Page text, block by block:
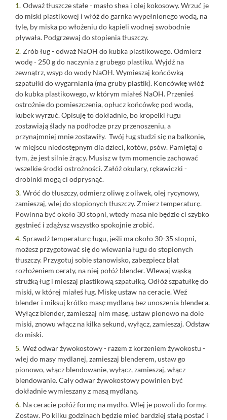
Odważ tłuszcze stałe - masło shea i olej kokosowy. Wrzuć je
do miski plastikowej i włóż do garnka wypełnionego wodą, na
tyle, by miska po włożeniu do kąpieli wodnej swobodnie
pływała. Podgrzewaj do stopienia tłuszczy.
Zrób ług - odważ NaOH do kubka plastikowego. Odmierz
wodę - 250 g do naczynia z grubego plastiku. Wyjdź na
zewnątrz, wsyp do wody NaOH. Wymieszaj końcówką
szpatułki do wygarniania (ma gruby plastik). Koncówkę włóż
do kubka plastikowego, w którym miałeś NaOH. Przenieś
ostrożnie do pomieszczenia, opłucz końcówkę pod wodą,
kubek wyrzuć. Opisuję to dokładnie, bo kropelki ługu
zostawiają ślady na podłodze przy przenoszeniu, a
przynajmniej mnie zostawiły. Twój ług studzi się na balkonie,
w miejscu niedostępnym dla dzieci, kotów, psów. Pamiętaj o
tym, że jest silnie żrący. Musisz w tym momencie zachować
wszelkie środki ostrożności. Załóż okulary, rękawiczki -
drobinki mogą ci odprysnąć.
Wróć do tłuszczy, odmierz oliwę z oliwek, olej rycynowy,
zamieszaj, wlej do stopionych tłuszczy. Zmierz temperaturę.
Powinna być około 30 stopni, wtedy masa nie będzie ci szybko
gęstnieć i zdążysz wszystko spokojnie zrobić.
Sprawdź temperaturę ługu, jeśli ma około 30-35 stopni,
możesz przygotować się do wlewania ługu do stopionych
tłuszczy. Przygotuj sobie stanowisko, zabezpiecz blat
rozłożeniem ceraty, na niej połóż blender. Wlewaj wąską
strużką ług i mieszaj plastikową szpatułką. Odłóż szpatułkę do
miski, w której miałeś ług. Miskę ustaw na ceracie. Weź
blender i miksuj krótko masę mydlaną bez unoszenia blendera.
Wyłącz blender, zamieszaj nim masę, ustaw pionowo na dole
miski, znowu włącz na kilka sekund, wyłącz, zamieszaj. Odstaw
do miski.
Weź odwar żywokostowy - razem z korzeniem żywokostu -
wlej do masy mydlanej, zamieszaj blenderem, ustaw go
pionowo, włącz blendowanie, wyłącz, zamieszaj, włącz
blendowanie. Cały odwar żywokostowy powinien być
dokładnie wymieszany z masą mydlaną.
Na ceracie połóż formę na mydło. Wlej je powoli do formy.
Zostaw. Po kilku godzinach będzie mieć bardziej stałą postać i